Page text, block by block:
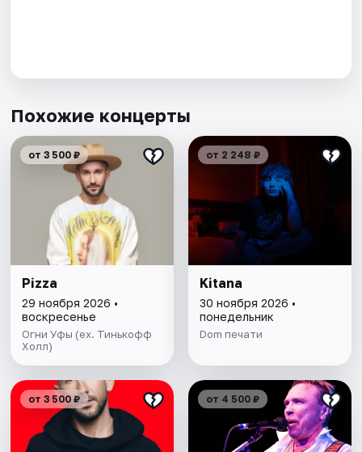
Похожие концерты
от 3 500 ₽
Pizza
29 ноября 2026 •
воскресенье
Огни Уфы (ex. Тинькофф
Холл)
от 2 248 ₽
Kitana
30 ноября 2026 •
понедельник
Dom печати
от 3 500 ₽ от 4 500 ₽